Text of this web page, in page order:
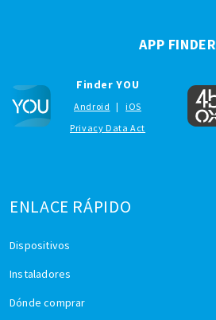
ENLACE RÁPIDO
Dispositivos
Instaladores
Dónde comprar
APP FINDER
Finder YOU
Android |
iOS
Privacy Data Act